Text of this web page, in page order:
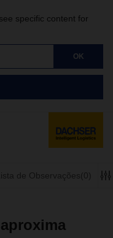
specific content for
OK
Lista de Observações (0)